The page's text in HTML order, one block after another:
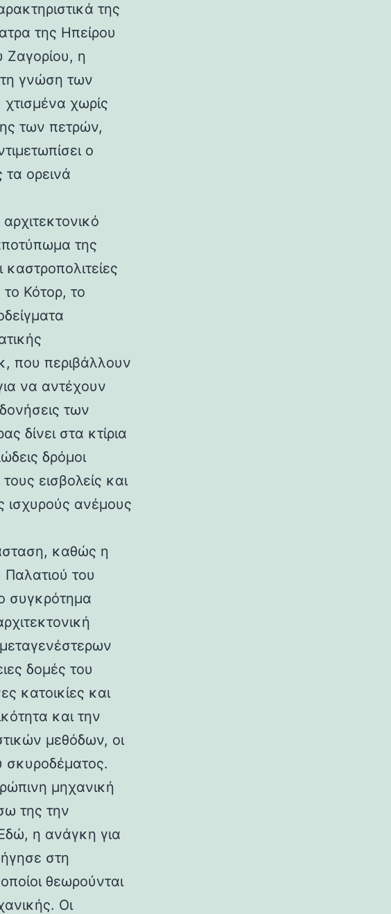
της
της Ηπείρου
Ζαγορίου, η
γνώση των
χωρίς
των πετρών,
ο
τα ορεινά
της
Κότορ, το
που περιβάλλουν
να αντέχουν
των
δίνει στα κτίρια
δρόμοι
εισβολείς και
ισχυρούς ανέμους
καθώς η
του
συγκρότημα
δομές του
κατοικίες και
και την
μεθόδων, οι
σκυροδέματος.
μηχανική
της την
Εδώ, η ανάγκη για
στη
θεωρούνται
Οι